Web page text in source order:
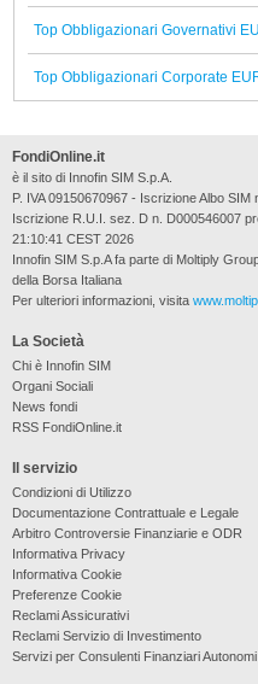
Top Obbligazionari Governativi
Top Obbligazionari Corporate
La Società
Chi è Innofin SIM
Organi Sociali
News fondi
RSS FondiOnline.it
Il servizio
Condizioni di Utilizzo
Documentazione Contrattuale e Legale
Arbitro Controversie Finanziarie e ODR
Informativa Privacy
Informativa Cookie
Preferenze Cookie
Reclami Assicurativi
Reclami Servizio di Investimento
Servizi per Consulenti Finanziari Autonomi
FondiOnline.it
è il sito di Innofin SIM S.p.A.
P. IVA 09150670967 - Iscrizione Albo
Iscrizione R.U.I. sez. D n. D000546007
21:10:41 CEST 2026
Innofin SIM S.p.A fa parte di Moltiply
della Borsa Italiana
Per ulteriori informazioni, visita